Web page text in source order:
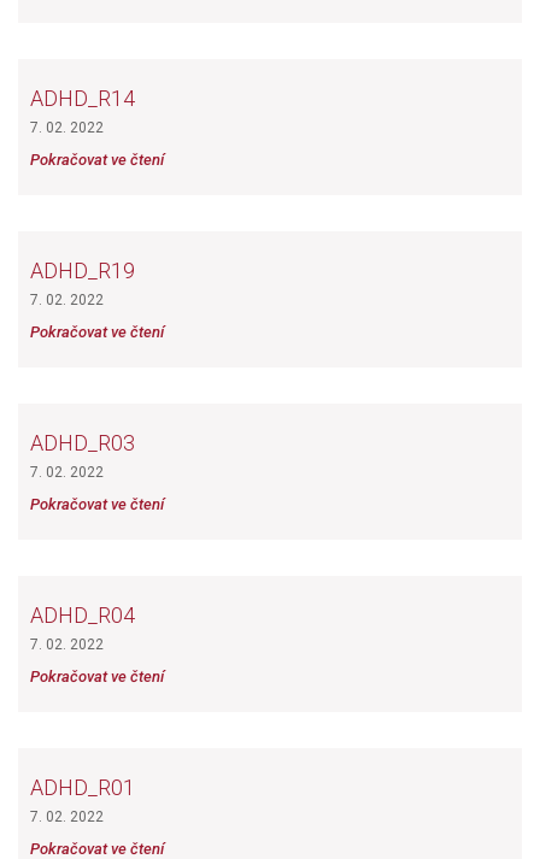
ADHD_R14
7. 02. 2022
Pokračovat ve čtení
ADHD_R19
7. 02. 2022
Pokračovat ve čtení
ADHD_R03
7. 02. 2022
Pokračovat ve čtení
ADHD_R04
7. 02. 2022
Pokračovat ve čtení
ADHD_R01
7. 02. 2022
Pokračovat ve čtení